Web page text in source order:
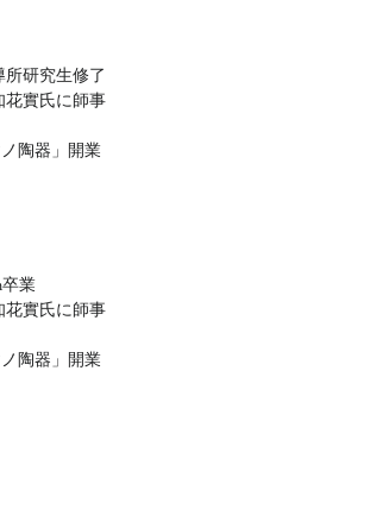
研究生修了
實氏に師事
陶器」開業
業
實氏に師事
陶器」開業